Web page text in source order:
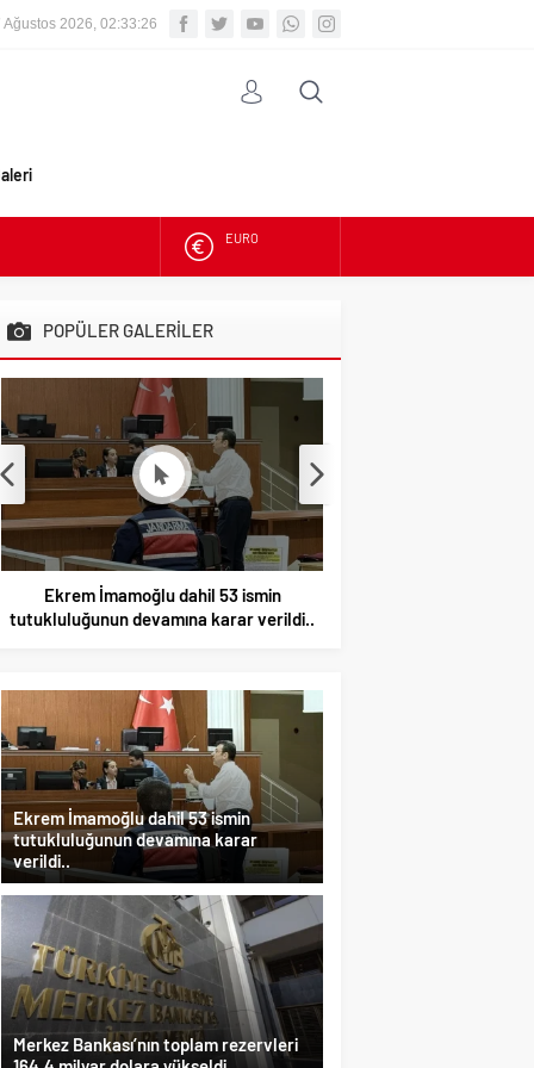
Ağustos 2026, 02:33:27
ALTIN
DOLAR
EURO
POPÜLER GALERİLER
Merkez Bankası’nın toplam rezervleri
164,4 milyar dolara yükseldi..
Ekrem İmamoğlu dahil 53 ismin
tutukluluğunun devamına karar
verildi..
Merkez Bankası’nın toplam rezervleri